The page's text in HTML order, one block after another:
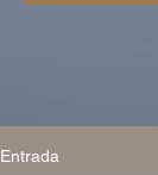
Entrada